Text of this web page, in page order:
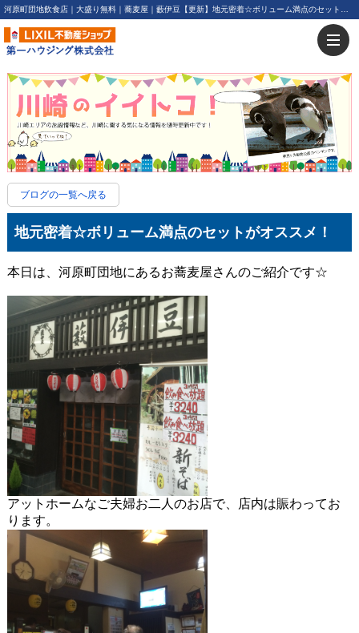
ブログの一覧へ戻る
地元密着☆ボリューム満点のセットがオススメ！
本日は、河原町団地にあるお蕎麦屋さんのご紹介です☆
アットホームなご夫婦お二人のお店で、店内は賑わってお
ります。